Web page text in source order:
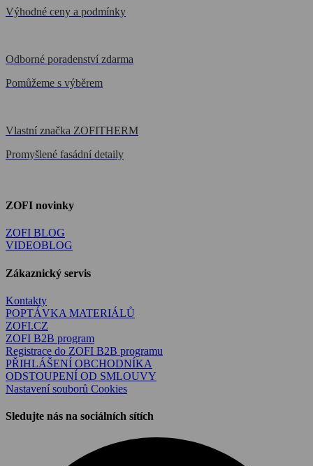
Výhodné ceny a podmínky
Odborné poradenství zdarma
Pomůžeme s výběrem
Vlastní značka ZOFITHERM
Promyšlené fasádní detaily
ZOFI novinky
ZOFI BLOG
VIDEOBLOG
Zákaznický servis
Kontakty
POPTÁVKA MATERIÁLŮ
ZOFI.CZ
ZOFI B2B program
Registrace do ZOFI B2B programu
PŘIHLÁŠENÍ OBCHODNÍKA
ODSTOUPENÍ OD SMLOUVY
Nastavení souborů Cookies
Sledujte nás na sociálních sítích